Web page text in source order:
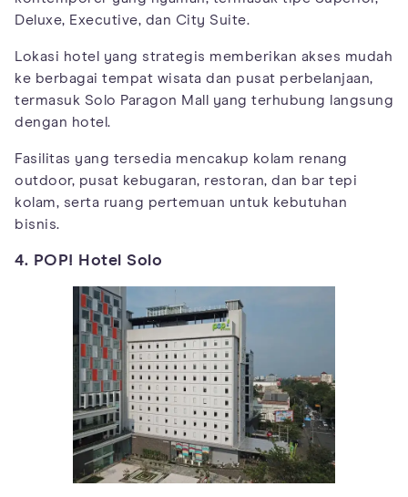
Deluxe, Executive, dan City Suite.
Lokasi hotel yang strategis memberikan akses mudah
ke berbagai tempat wisata dan pusat perbelanjaan,
termasuk Solo Paragon Mall yang terhubung langsung
dengan hotel.
Fasilitas yang tersedia mencakup kolam renang
outdoor, pusat kebugaran, restoran, dan bar tepi
kolam, serta ruang pertemuan untuk kebutuhan
bisnis.
4. POP! Hotel Solo